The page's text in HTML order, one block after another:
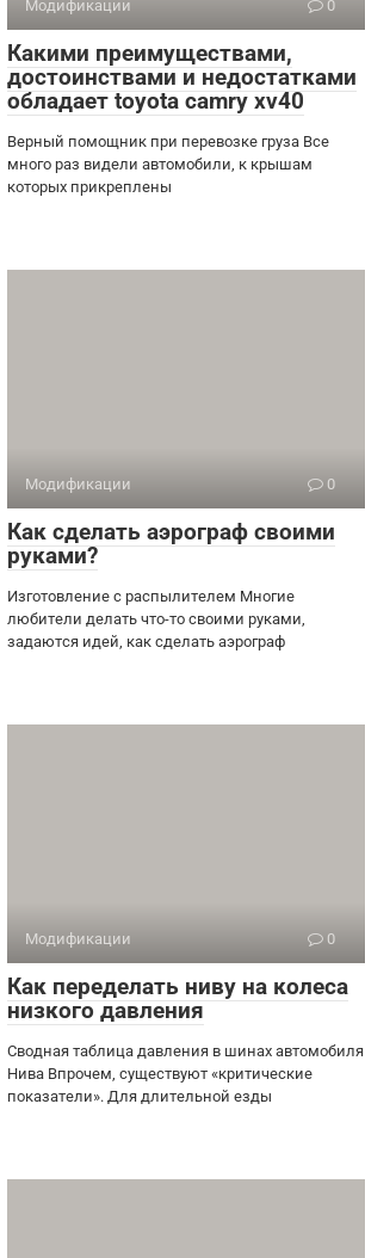
Модификации 0
Какими преимуществами,
достоинствами и недостатками
обладает toyota camry xv40
Верный помощник при перевозке груза Все
много раз видели автомобили, к крышам
которых прикреплены
Модификации 0
Как сделать аэрограф своими
руками?
Изготовление с распылителем Многие
любители делать что-то своими руками,
задаются идей, как сделать аэрограф
Модификации 0
Как переделать ниву на колеса
низкого давления
Сводная таблица давления в шинах автомобиля
Нива Впрочем, существуют «критические
показатели». Для длительной езды